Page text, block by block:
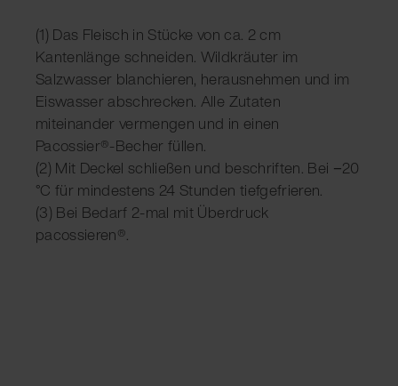
(1) Das Fleisch in Stücke von ca. 2 cm
Kantenlänge schneiden. Wildkräuter im
Salzwasser blanchieren, herausnehmen und im
Eiswasser abschrecken. Alle Zutaten
miteinander vermengen und in einen
Pacossier®-Becher füllen.
(2) Mit Deckel schließen und beschriften. Bei −20
°C für mindestens 24 Stunden tiefgefrieren.
(3) Bei Bedarf 2-mal mit Überdruck
pacossieren®.